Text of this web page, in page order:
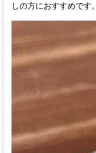
しの方におすすめです。